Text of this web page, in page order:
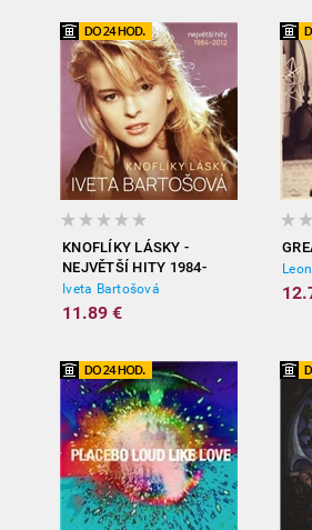
KNOFLÍKY LÁSKY -
NEJVĚTŠÍ HITY 1984-
2012
Iveta Bartošová
11.89 €